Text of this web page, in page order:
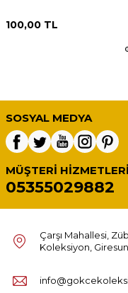
100,00 TL
SOSYAL MEDYA
MÜŞTERI HIZMETLERI
05355029882
Çarşı Mahallesi,
Koleksiyon,